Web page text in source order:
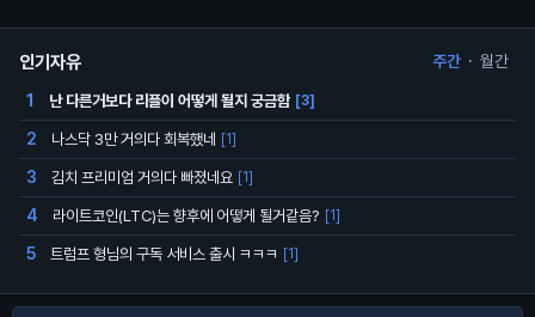
인기자유 주간 · 월간
1 난 다른거보다 리플이 어떻게 될지 궁금함 [3]
2 나스닥 3만 거의다 회복했네 [1]
3 김치 프리미엄 거의다 빠졌네요 [1]
4 라이트코인(LTC)는 향후에 어떻게 될거같음? [1]
5 트럼프 형님의 구독 서비스 출시 ㅋㅋㅋ [1]